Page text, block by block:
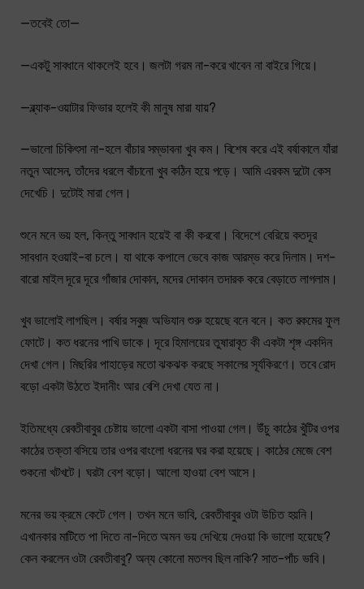
—তবেই তো—
—একটু সাবধানে থাকলেই হবে। জলটা গরম না-করে খাবেন না বাইরে গিয়ে।
—ব্ল্যাক-ওয়াটার ফিভার হলেই কী মানুষ মারা যায়?
—ভালো চিকিৎসা না-হলে বাঁচার সম্ভাবনা খুব কম। বিশেষ করে এই বর্ষাকালে যাঁরা
নতুন আসেন, তাঁদের ধরলে বাঁচানো খুব কঠিন হয়ে পড়ে। আমি এরকম দুটো কেস
দেখেচি। দুটোই মারা গেল।
শুনে মনে ভয় হল, কিন্তু সাবধান হয়েই বা কী করবো। বিদেশে বেরিয়ে কতদূর
সাবধান হওয়াই-বা চলে। যা থাকে কপালে ভেবে কাজ আরম্ভ করে দিলাম। দশ-
বারো মাইল দূরে দূরে গাঁজার দোকান, মদের দোকান তদারক করে বেড়াতে লাগলাম।
খুব ভালোই লাগছিল। বর্ষার সবুজ অভিযান শুরু হয়েছে বনে বনে। কত রকমের ফুল
ফোটে। কত ধরনের পাখি ডাকে। দূরে হিমালয়ের তুষারাবৃত কী একটা শৃঙ্গ একদিন
দেখা গেল। মিছরির পাহাড়ের মতো ঝকঝক করছে সকালের সূর্যকিরণে। তবে রোদ
বড়ো একটা উঠতে ইদানীং আর বেশি দেখা যেত না।
ইতিমধ্যে রেবতীবাবুর চেষ্টায় ভালো একটা বাসা পাওয়া গেল। উঁচু কাঠের খুঁটির ওপর
কাঠের তক্তা বসিয়ে তার ওপর বাংলো ধরনের ঘর করা হয়েছে। কাঠের মেজে বেশ
শুকনো খটখটে। ঘরটা বেশ বড়ো। আলো হাওয়া বেশ আসে।
মনের ভয় ক্রমে কেটে গেল। তখন মনে ভাবি, রেবতীবাবুর ওটা উচিত হয়নি।
এখানকার মাটিতে পা দিতে না-দিতে অমন ভয় দেখিয়ে দেওয়া কি ভালো হয়েছে?
কেন করলেন ওটা রেবতীবাবু? অন্য কোনো মতলব ছিল নাকি? সাত-পাঁচ ভাবি।